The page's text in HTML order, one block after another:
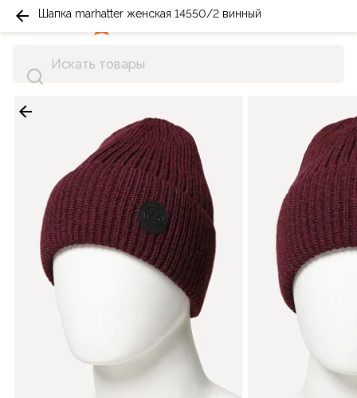
Шапка marhatter женская 14550/2 винный